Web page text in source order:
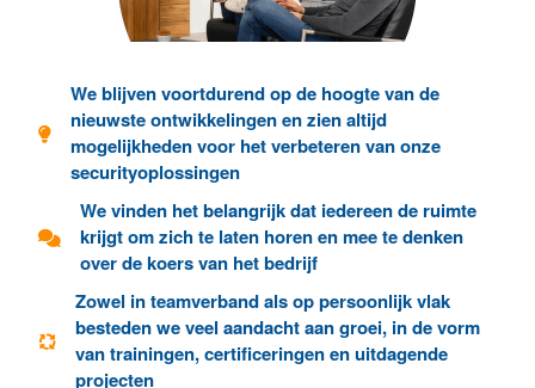
We blijven voortdurend op de hoogte van de
nieuwste ontwikkelingen en zien altijd
mogelijkheden voor het verbeteren van onze
securityoplossingen
We vinden het belangrijk dat iedereen de ruimte
krijgt om zich te laten horen en mee te denken
over de koers van het bedrijf
Zowel in teamverband als op persoonlijk vlak
besteden we veel aandacht aan groei, in de vorm
van trainingen, certificeringen en uitdagende
projecten